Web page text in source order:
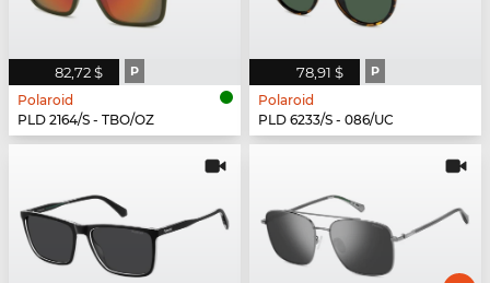
82,72 $ P
Polaroid
PLD 2164/S - TBO/OZ
78,91 $ P
Polaroid
PLD 6233/S - 086/UC